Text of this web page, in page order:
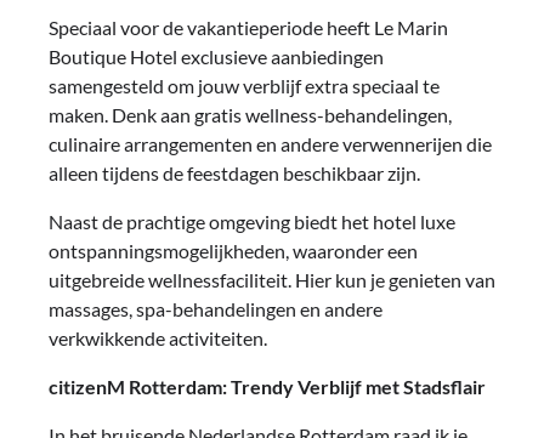
Speciaal voor de vakantieperiode heeft Le Marin
Boutique Hotel exclusieve aanbiedingen
samengesteld om jouw verblijf extra speciaal te
maken. Denk aan gratis wellness-behandelingen,
culinaire arrangementen en andere verwennerijen die
alleen tijdens de feestdagen beschikbaar zijn.
Naast de prachtige omgeving biedt het hotel luxe
ontspanningsmogelijkheden, waaronder een
uitgebreide wellnessfaciliteit. Hier kun je genieten van
massages, spa-behandelingen en andere
verkwikkende activiteiten.
citizenM Rotterdam: Trendy Verblijf met Stadsflair